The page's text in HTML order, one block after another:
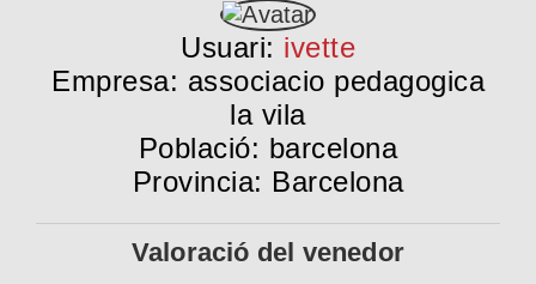
Usuari: ivette
Empresa: associacio pedagogica
la vila
Població: barcelona
Provincia: Barcelona
Valoració del venedor